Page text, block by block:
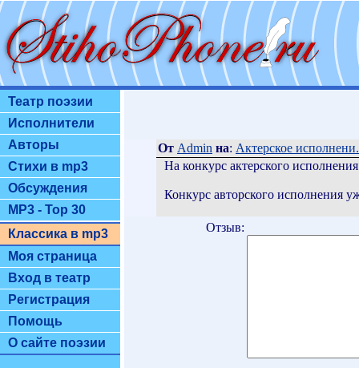
Театр поэзии
Исполнители
Авторы
Стихи в mp3
Обсуждения
MP3 - Top 30
Классика в mp3
Моя страница
Вход в театр
Регистрация
Помощь
О сайте поэзии
От Admin на: Актерское
На конкурс актерского
Конкурс авторского исполнения
Отзыв: